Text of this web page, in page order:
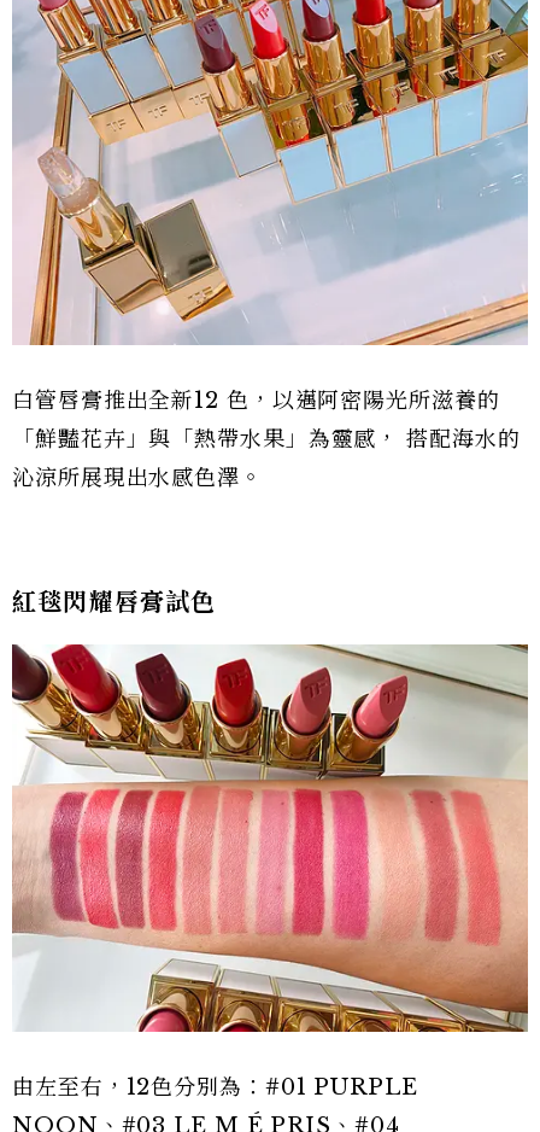
白管唇膏推出全新12 色，以邁阿密陽光所滋養的
「鮮豔花卉」與「熱帶水果」為靈感， 搭配海水的
沁涼所展現出水感色澤。
紅毯閃耀唇膏試色
由左至右，12色分別為：#01 PURPLE
NOON、#03 LE M É PRIS、#04